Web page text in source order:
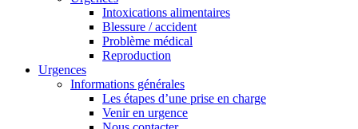
Intoxications alimentaires
Blessure / accident
Problème médical
Reproduction
Urgences
Informations générales
Les étapes d’une prise en charge
Venir en urgence